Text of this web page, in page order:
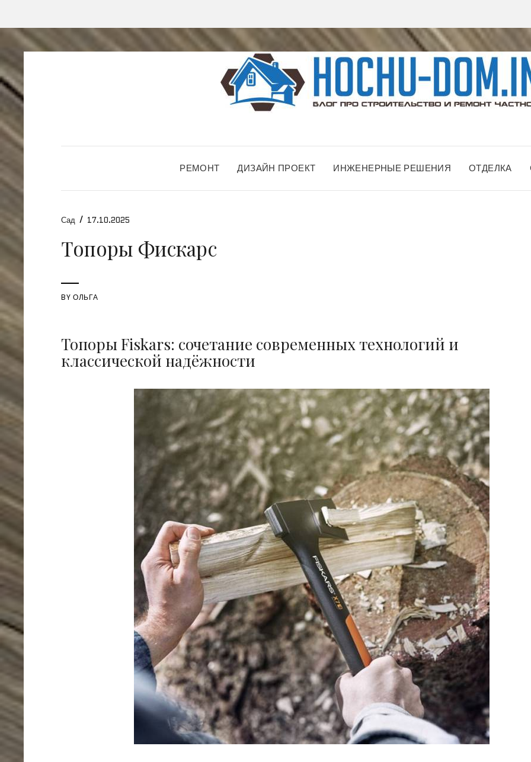
РЕМОНТ ДИЗАЙН ПРОЕКТ ИНЖЕНЕРНЫЕ РЕШЕНИЯ ОТДЕЛКА
Сад / 17.10.2025
Топоры Фискарс
BYОЛЬГА
Топоры Fiskars: сочетание современных технологий и
классической надёжности